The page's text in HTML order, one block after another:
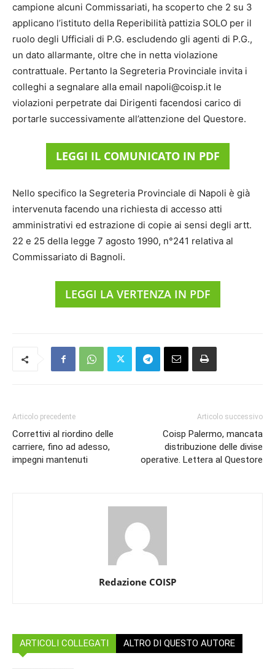
campione alcuni Commissariati, ha scoperto che 2 su 3
applicano l’istituto della Reperibilità pattizia SOLO per il
ruolo degli Ufficiali di P.G. escludendo gli agenti di P.G.,
un dato allarmante, oltre che in netta violazione
contrattuale. Pertanto la Segreteria Provinciale invita i
colleghi a segnalare alla email napoli@coisp.it le
violazioni perpetrate dai Dirigenti facendosi carico di
portarle successivamente all’attenzione del Questore.
LEGGI IL COMUNICATO IN PDF
Nello specifico la Segreteria Provinciale di Napoli è già
intervenuta facendo una richiesta di accesso atti
amministrativi ed estrazione di copie ai sensi degli artt.
22 e 25 della legge 7 agosto 1990, n°241 relativa al
Commissariato di Bagnoli.
LEGGI LA VERTENZA IN PDF
Articolo precedente
Correttivi al riordino delle
carriere, fino ad adesso,
impegni mantenuti
Articolo successivo
Coisp Palermo, mancata
distribuzione delle divise
operative. Lettera al Questore
Redazione COISP
ARTICOLI COLLEGATI ALTRO DI QUESTO AUTORE